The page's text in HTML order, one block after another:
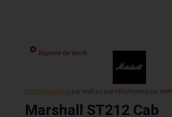
Rupture de stock
Contactez-nous par mail ou par téléphone pour
Marshall ST212 Cab